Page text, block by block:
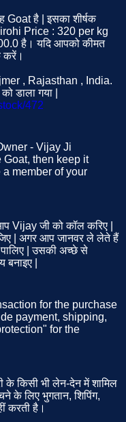
Goat है | इसका शीर्षक
Price : 320 per kg
है। यदि आपको कीमत
करें।
, Rajasthan , India.
डाला गया |
472
- Vijay Ji
Goat, then keep it
a member of your
Vijay जी को कॉल करिए |
| अगर आप जानवर ले लेते हैं
| उसकी अच्छे से
|
for the purchase
payment, shipping,
for the
के किसी भी लेन-देन में शामिल
के लिए भुगतान, शिपिंग,
करती है।